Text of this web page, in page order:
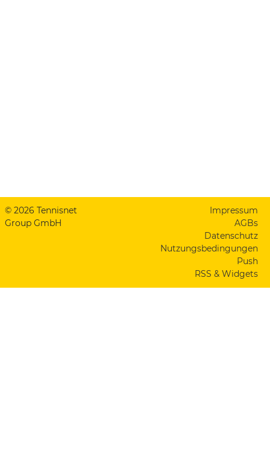
© 2026 Tennisnet
Group GmbH
Impressum
AGBs
Datenschutz
Nutzungsbedingungen
Push
RSS & Widgets